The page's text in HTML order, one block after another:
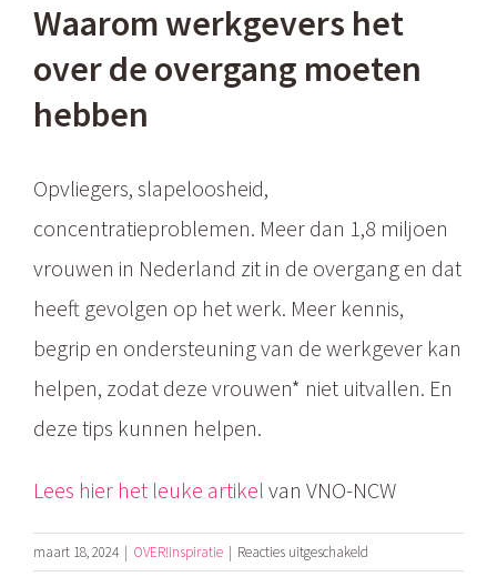
grotere
afbeelding
Waarom werkgevers het
over de overgang moeten
hebben
Opvliegers, slapeloosheid,
concentratieproblemen. Meer dan 1,8 miljoen
vrouwen in Nederland zit in de overgang en dat
heeft gevolgen op het werk. Meer kennis,
begrip en ondersteuning van de werkgever kan
helpen, zodat deze vrouwen* niet uitvallen. En
deze tips kunnen helpen.
Lees hier het leuke artikel van VNO-NCW
maart 18, 2024 | OVER!inspiratie | Reacties uitgeschakeld
Waarom